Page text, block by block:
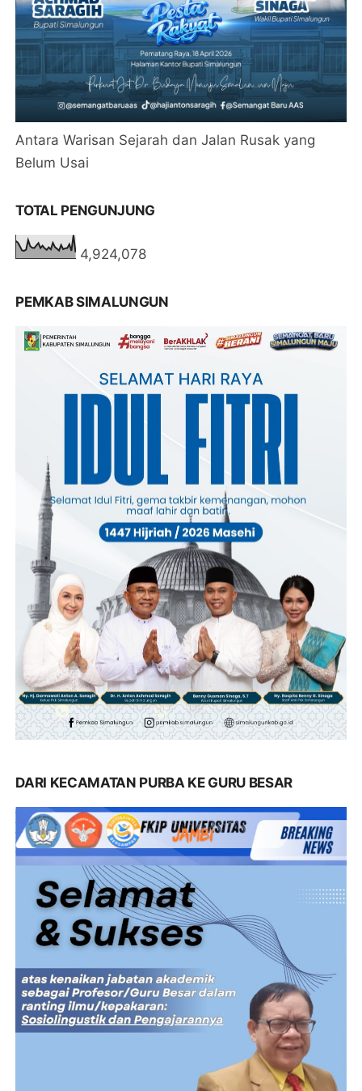
Antara Warisan Sejarah dan Jalan Rusak yang
Belum Usai
TOTAL PENGUNJUNG
4,924,078
PEMKAB SIMALUNGUN
DARI KECAMATAN PURBA KE GURU BESAR